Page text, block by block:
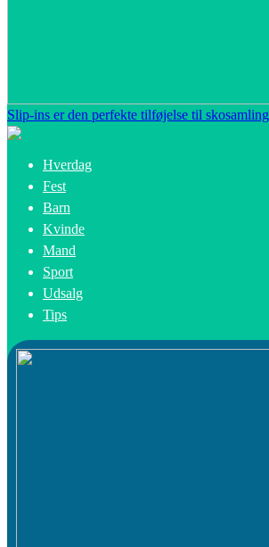
Slip-ins er den perfekte tilføjelse til
Hverdag
Fest
Barn
Kvinde
Mand
Sport
Udsalg
Tips